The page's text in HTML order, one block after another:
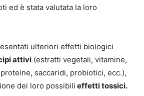
ed è stata valutata la loro
ulteriori effetti biologici
attivi (estratti vegetali, vitamine,
saccaridi, probiotici, ecc.),
dei loro possibili effetti tossici.